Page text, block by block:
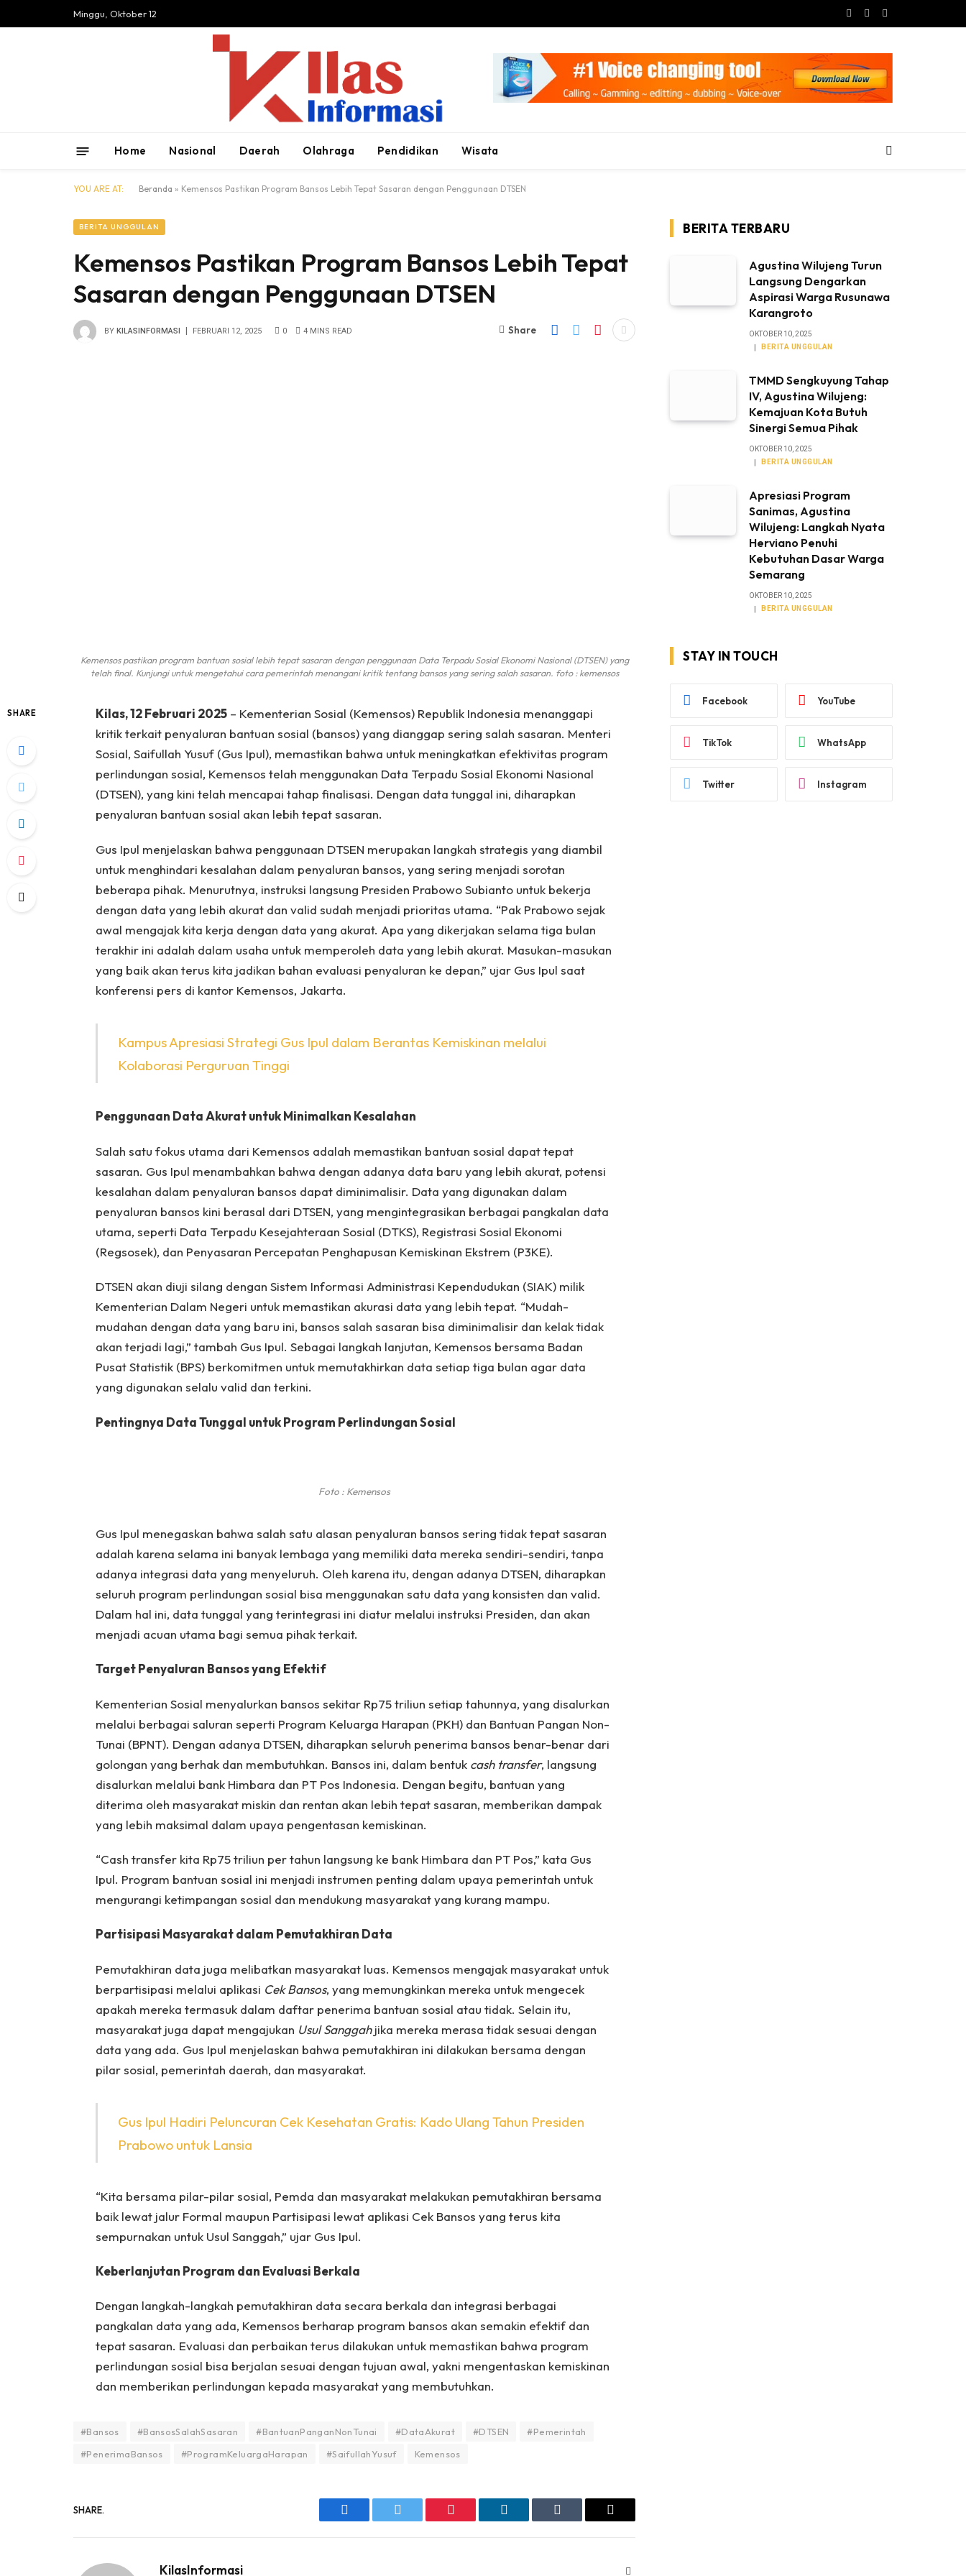
Minggu, Oktober 12 Facebook
X
Instagram
Home Nasional Daerah Olahraga Pendidikan Wisata
YOU ARE AT: Beranda » Kemensos Pastikan Program Bansos Lebih Tepat Sasaran dengan Penggunaan DTSEN
BERITA UNGGULAN
Kemensos Pastikan Program Bansos Lebih Tepat
Sasaran dengan Penggunaan DTSEN
BY KILASINFORMASI FEBRUARI 12, 2025 0 4 MINS READ Share
Kemensos pastikan program bantuan sosial lebih tepat sasaran dengan penggunaan Data Terpadu Sosial Ekonomi Nasional (DTSEN) yang
telah final. Kunjungi untuk mengetahui cara pemerintah menangani kritik tentang bansos yang sering salah sasaran. foto : kemensos
SHARE Kilas, 12 Februari 2025– Kementerian Sosial (Kemensos) Republik Indonesia menanggapi
kritik terkait penyaluran bantuan sosial (bansos) yang dianggap sering salah sasaran. Menteri
Sosial, Saifullah Yusuf (Gus Ipul), memastikan bahwa untuk meningkatkan efektivitas program
perlindungan sosial, Kemensos telah menggunakan Data Terpadu Sosial Ekonomi Nasional
(DTSEN), yang kini telah mencapai tahap finalisasi. Dengan data tunggal ini, diharapkan
penyaluran bantuan sosial akan lebih tepat sasaran.
Gus Ipul menjelaskan bahwa penggunaan DTSEN merupakan langkah strategis yang diambil
untuk menghindari kesalahan dalam penyaluran bansos, yang sering menjadi sorotan
beberapa pihak. Menurutnya, instruksi langsung Presiden Prabowo Subianto untuk bekerja
dengan data yang lebih akurat dan valid sudah menjadi prioritas utama. “Pak Prabowo sejak
awal mengajak kita kerja dengan data yang akurat. Apa yang dikerjakan selama tiga bulan
terakhir ini adalah dalam usaha untuk memperoleh data yang lebih akurat. Masukan-masukan
yang baik akan terus kita jadikan bahan evaluasi penyaluran ke depan,” ujar Gus Ipul saat
konferensi pers di kantor Kemensos, Jakarta.
Kampus Apresiasi Strategi Gus Ipul dalam Berantas Kemiskinan melalui
Kolaborasi Perguruan Tinggi
Penggunaan Data Akurat untuk Minimalkan Kesalahan
Salah satu fokus utama dari Kemensos adalah memastikan bantuan sosial dapat tepat
sasaran. Gus Ipul menambahkan bahwa dengan adanya data baru yang lebih akurat, potensi
kesalahan dalam penyaluran bansos dapat diminimalisir. Data yang digunakan dalam
penyaluran bansos kini berasal dari DTSEN, yang mengintegrasikan berbagai pangkalan data
utama, seperti Data Terpadu Kesejahteraan Sosial (DTKS), Registrasi Sosial Ekonomi
(Regsosek), dan Penyasaran Percepatan Penghapusan Kemiskinan Ekstrem (P3KE).
DTSEN akan diuji silang dengan Sistem Informasi Administrasi Kependudukan (SIAK) milik
Kementerian Dalam Negeri untuk memastikan akurasi data yang lebih tepat. “Mudah-
mudahan dengan data yang baru ini, bansos salah sasaran bisa diminimalisir dan kelak tidak
akan terjadi lagi,” tambah Gus Ipul. Sebagai langkah lanjutan, Kemensos bersama Badan
Pusat Statistik (BPS) berkomitmen untuk memutakhirkan data setiap tiga bulan agar data
yang digunakan selalu valid dan terkini.
Pentingnya Data Tunggal untuk Program Perlindungan Sosial
Foto : Kemensos
Gus Ipul menegaskan bahwa salah satu alasan penyaluran bansos sering tidak tepat sasaran
adalah karena selama ini banyak lembaga yang memiliki data mereka sendiri-sendiri, tanpa
adanya integrasi data yang menyeluruh. Oleh karena itu, dengan adanya DTSEN, diharapkan
seluruh program perlindungan sosial bisa menggunakan satu data yang konsisten dan valid.
Dalam hal ini, data tunggal yang terintegrasi ini diatur melalui instruksi Presiden, dan akan
menjadi acuan utama bagi semua pihak terkait.
Target Penyaluran Bansos yang Efektif
Kementerian Sosial menyalurkan bansos sekitar Rp75 triliun setiap tahunnya, yang disalurkan
melalui berbagai saluran seperti Program Keluarga Harapan (PKH) dan Bantuan Pangan Non-
Tunai (BPNT). Dengan adanya DTSEN, diharapkan seluruh penerima bansos benar-benar dari
golongan yang berhak dan membutuhkan. Bansos ini, dalam bentuk cash transfer, langsung
disalurkan melalui bank Himbara dan PT Pos Indonesia. Dengan begitu, bantuan yang
diterima oleh masyarakat miskin dan rentan akan lebih tepat sasaran, memberikan dampak
yang lebih maksimal dalam upaya pengentasan kemiskinan.
“Cash transfer kita Rp75 triliun per tahun langsung ke bank Himbara dan PT Pos,” kata Gus
Ipul. Program bantuan sosial ini menjadi instrumen penting dalam upaya pemerintah untuk
mengurangi ketimpangan sosial dan mendukung masyarakat yang kurang mampu.
Partisipasi Masyarakat dalam Pemutakhiran Data
Pemutakhiran data juga melibatkan masyarakat luas. Kemensos mengajak masyarakat untuk
berpartisipasi melalui aplikasi Cek Bansos, yang memungkinkan mereka untuk mengecek
apakah mereka termasuk dalam daftar penerima bantuan sosial atau tidak. Selain itu,
masyarakat juga dapat mengajukan Usul Sanggahjika mereka merasa tidak sesuai dengan
data yang ada. Gus Ipul menjelaskan bahwa pemutakhiran ini dilakukan bersama dengan
pilar sosial, pemerintah daerah, dan masyarakat.
Gus Ipul Hadiri Peluncuran Cek Kesehatan Gratis: Kado Ulang Tahun Presiden
Prabowo untuk Lansia
“Kita bersama pilar-pilar sosial, Pemda dan masyarakat melakukan pemutakhiran bersama
baik lewat jalur Formal maupun Partisipasi lewat aplikasi Cek Bansos yang terus kita
sempurnakan untuk Usul Sanggah,” ujar Gus Ipul.
Keberlanjutan Program dan Evaluasi Berkala
Dengan langkah-langkah pemutakhiran data secara berkala dan integrasi berbagai
pangkalan data yang ada, Kemensos berharap program bansos akan semakin efektif dan
tepat sasaran. Evaluasi dan perbaikan terus dilakukan untuk memastikan bahwa program
perlindungan sosial bisa berjalan sesuai dengan tujuan awal, yakni mengentaskan kemiskinan
dan memberikan perlindungan kepada masyarakat yang membutuhkan.
#Bansos #BansosSalahSasaran #BantuanPanganNonTunai #DataAkurat #DTSEN
#Pemerintah
#PenerimaBansos
#ProgramKeluargaHarapan #SaifullahYusuf Kemensos
SHARE.
Facebook Twitter Pinterest LinkedIn Tumblr Email
KilasInformasi
BERITA TERBARU
Agustina Wilujeng Turun
Langsung Dengarkan
Aspirasi Warga Rusunawa
Karangroto
OKTOBER 10, 2025
BERITA UNGGULAN
TMMD Sengkuyung Tahap
IV, Agustina Wilujeng:
Kemajuan Kota Butuh
Sinergi Semua Pihak
OKTOBER 10, 2025
BERITA UNGGULAN
Apresiasi Program
Sanimas, Agustina
Wilujeng: Langkah Nyata
Herviano Penuhi
Kebutuhan Dasar Warga
Semarang
OKTOBER 10, 2025
BERITA UNGGULAN
STAY IN TOUCH
Facebook YouTube
TikTok WhatsApp
Twitter Instagram